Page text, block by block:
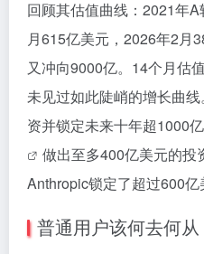
回顾其估值曲线：2021年
月615亿美元，2026年2月
又冲向9000亿。14个月估
未见过如此陡峭的增长曲
资并锁定未来十年超1000
做出至多400亿美元的投
Anthropic锁定了超过600亿
普通用户该何去何从